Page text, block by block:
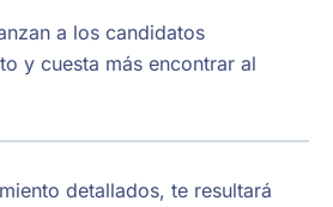
a los candidatos
y cuesta más encontrar al
detallados, te resultará